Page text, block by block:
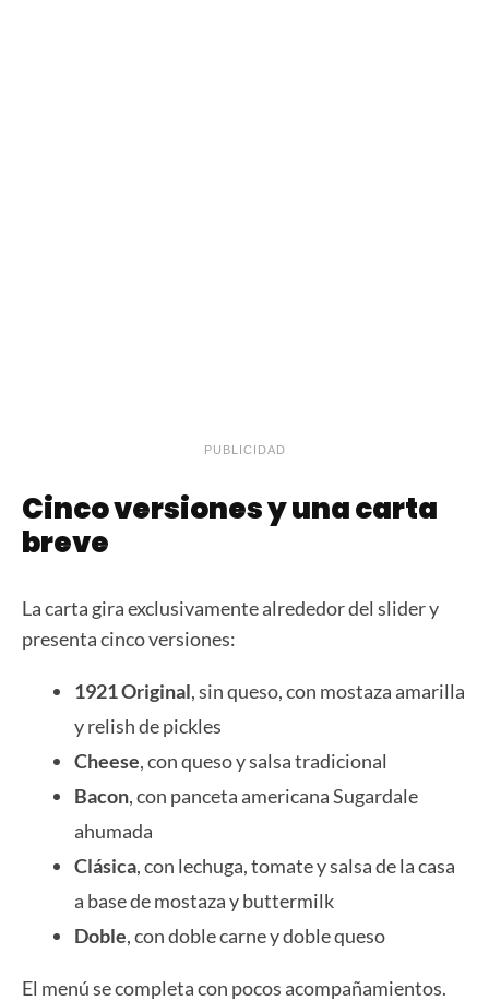
PUBLICIDAD
Cinco versiones y una carta
breve
La carta gira exclusivamente alrededor del slider y
presenta cinco versiones:
1921 Original, sin queso, con mostaza amarilla
y relish de pickles
Cheese, con queso y salsa tradicional
Bacon, con panceta americana Sugardale
ahumada
Clásica, con lechuga, tomate y salsa de la casa
a base de mostaza y buttermilk
Doble, con doble carne y doble queso
El menú se completa con pocos acompañamientos.